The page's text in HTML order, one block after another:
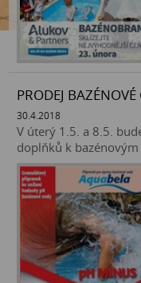
PRODEJ
30.4.2018
V úterý 1.5. a 8.5.
doplňků k bazénovým